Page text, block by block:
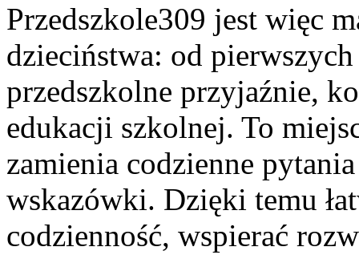
Przedszkole309 jest więc
dzieciństwa: od
przedszkolne przyjaźnie,
edukacji szkolnej. To
zamienia codzienne
wskazówki. Dzięki temu
codzienność, wspierać